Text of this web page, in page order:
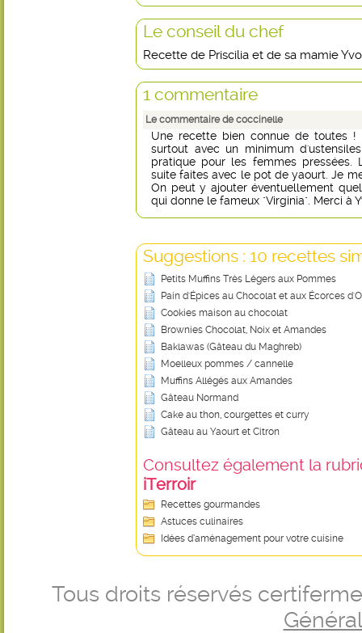
Le conseil du chef
Recette de Priscilia et de sa mamie
1 commentaire
Le commentaire de coccinelle
Une recette bien connue de toutes
surtout avec un minimum
pratique pour les femmes pressées.
suite faites avec le pot de yaourt. Je
On peut y ajouter éventuellement
qui donne le fameux "Virginia". Merci à
Suggestions : 10 recettes
Petits Muffins Très Légers aux Pommes
Pain d'Épices au Chocolat et aux Écorces
Cookies maison au chocolat
Brownies Chocolat, Noix et Amandes
Baklawas (Gâteau du Maghreb)
Moelleux pommes / cannelle
Muffins Allégés aux Amandes
Gâteau Normand
Cake au thon, courgettes et curry
Gâteau au Yaourt et Citron
Consultez également la
iTerroir
Recettes gourmandes
Astuces culinaires
Idées d’aménagement pour votre cuisine
Tous droits réservés